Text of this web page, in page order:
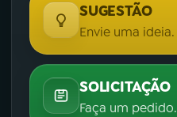
SUGESTÃO
Envie uma ideia.
SOLICITAÇÃO
Faça um pedido.